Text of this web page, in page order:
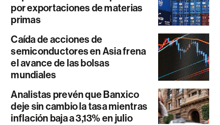
por exportaciones de materias
primas
Caída de acciones de
semiconductores en Asia frena
el avance de las bolsas
mundiales
Analistas prevén que Banxico
deje sin cambio la tasa mientras
inflación baja a 3,13% en julio